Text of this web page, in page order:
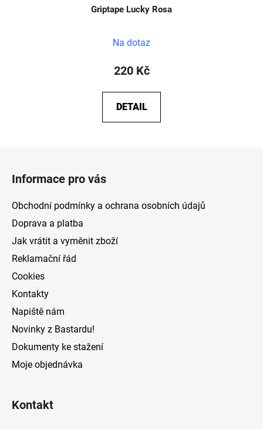
Griptape Lucky Rosa
Na dotaz
220 Kč
DETAIL
Informace pro vás
Obchodní podmínky a ochrana osobních údajů
Doprava a platba
Jak vrátit a vyměnit zboží
Reklamační řád
Cookies
Kontakty
Napiště nám
Novinky z Bastardu!
Dokumenty ke stažení
Moje objednávka
Kontakt